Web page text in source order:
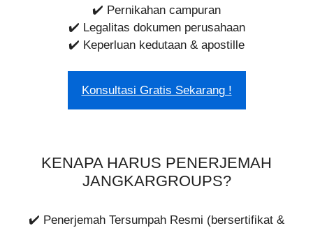
✔️ Pernikahan campuran
✔️ Legalitas dokumen perusahaan
✔️ Keperluan kedutaan & apostille
Konsultasi Gratis Sekarang !
KENAPA HARUS PENERJEMAH
JANGKARGROUPS?
✔️ Penerjemah Tersumpah Resmi (bersertifikat &